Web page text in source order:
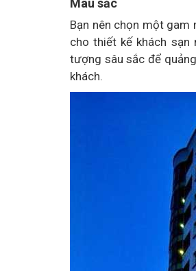
Màu sắc
Bạn nên chọn một gam
cho thiết kế khách
tượng sâu sắc để
khách.